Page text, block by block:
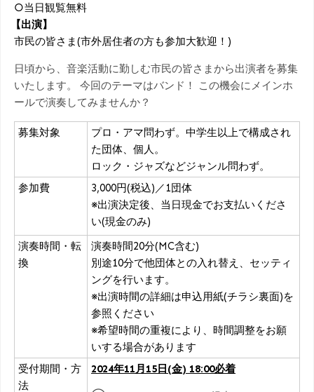
○当日観覧無料
【出演】
市民の皆さま(市外居住者の方も参加大歓迎！)
日頃から、音楽活動に勤しむ市民の皆さまから出演者を募集
いたします。 今回のテーマはバンド！ この機会にメインホ
ールで演奏してみませんか？
募集対象
プロ・アマ問わず。中学生以上で構成され
た団体、個人。
ロック・ジャズなどジャンル問わず。
参加費
3,000円(税込)／1団体
※出演決定後、当日現金でお支払いくださ
い(現金のみ)
演奏時間・転
換
演奏時間20分(MC含む)
別途10分で他団体との入れ替え、セッティ
ングを行います。
※出演時間の詳細は申込用紙(チラシ裏面)を
参照ください
※希望時間の重複により、時間調整をお願
いする場合があります
受付期間・方
法
2024年11月15日(金) 18:00必着